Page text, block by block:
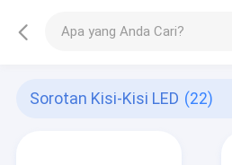
Sorotan Kisi-Kisi LED (22)